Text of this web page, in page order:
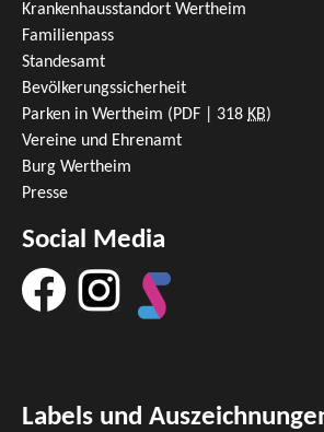
Krankenhausstandort Wertheim
Familienpass
Standesamt
Bevölkerungssicherheit
Parken in Wertheim (PDF | 318 KB)
Vereine und Ehrenamt
Burg Wertheim
Presse
Social Media
Labels und